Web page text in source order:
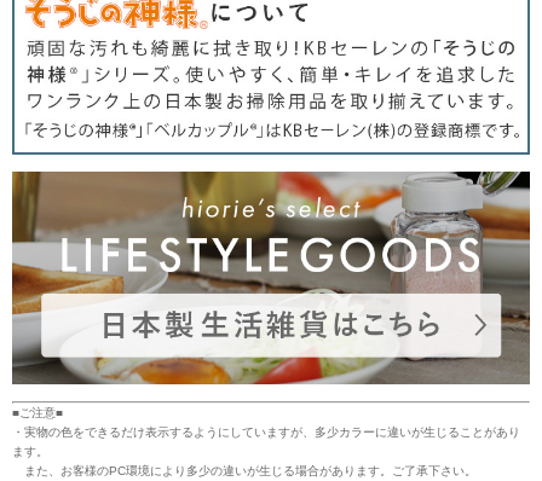
■ご注意■
・実物の色をできるだけ表示するようにしていますが、多少カラーに違いが生じることがあり
ます。
また、お客様のPC環境により多少の違いが生じる場合があります。ご了承下さい。